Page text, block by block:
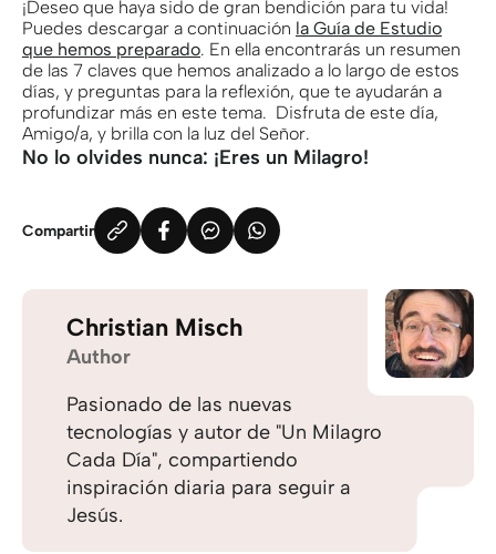
¡Deseo que haya sido de gran bendición para tu vida!
Puedes descargar a continuación la Guía de Estudio
que hemos preparado. En ella encontrarás un resumen
de las 7 claves que hemos analizado a lo largo de estos
días, y preguntas para la reflexión, que te ayudarán a
profundizar más en este tema. Disfruta de este día,
Amigo/a, y brilla con la luz del Señor.
No lo olvides nunca: ¡Eres un Milagro!
Compartir
Christian Misch
Author
Pasionado de las nuevas
tecnologías y autor de "Un Milagro
Cada Día", compartiendo
inspiración diaria para seguir a
Jesús.